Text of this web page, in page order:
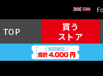
TOP
買う
ストア